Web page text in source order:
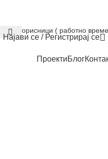
за корисници ( работно
Најави се / Регистрирај се
ПроектиБлог